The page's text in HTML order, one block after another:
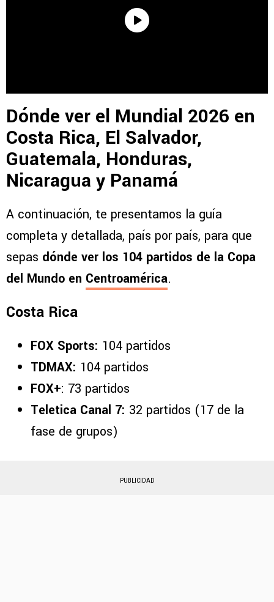
Dónde ver el Mundial 2026 en
Costa Rica, El Salvador,
Guatemala, Honduras,
Nicaragua y Panamá
A continuación, te presentamos la guía
completa y detallada, país por país, para que
sepas dónde ver los 104 partidos de la Copa
del Mundo en Centroamérica.
Costa Rica
FOX Sports: 104 partidos
TDMAX: 104 partidos
FOX+: 73 partidos
Teletica Canal 7: 32 partidos (17 de la
fase de grupos)
PUBLICIDAD